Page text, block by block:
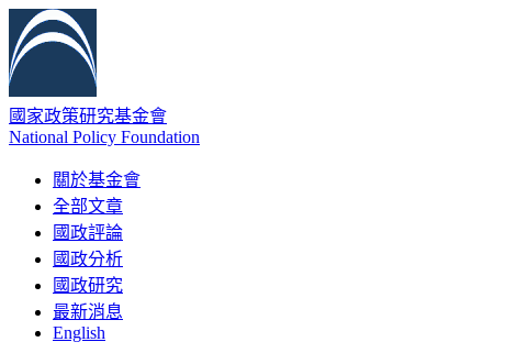
國家政策研究基金會
National Policy Foundation
關於基金會
全部文章
國政評論
國政分析
國政研究
最新消息
English